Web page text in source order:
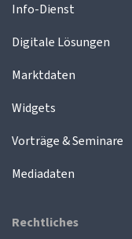
Info-Dienst
Digitale Lösungen
Marktdaten
Widgets
Vorträge & Seminare
Mediadaten
Rechtliches